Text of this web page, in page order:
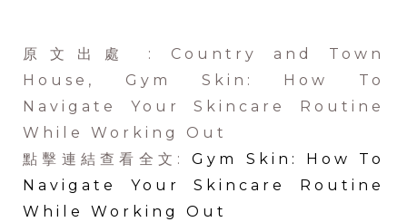
原文出處 : Country and Town
House, Gym Skin: How To
Navigate Your Skincare Routine
While Working Out
點擊連結查看全文:Gym Skin: How To
Navigate Your Skincare Routine
While Working Out